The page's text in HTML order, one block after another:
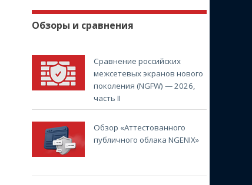
Обзоры и сравнения
Сравнение российских
межсетевых экранов нового
поколения (NGFW) — 2026,
часть II
Обзор «Аттестованного
публичного облака NGENIX»